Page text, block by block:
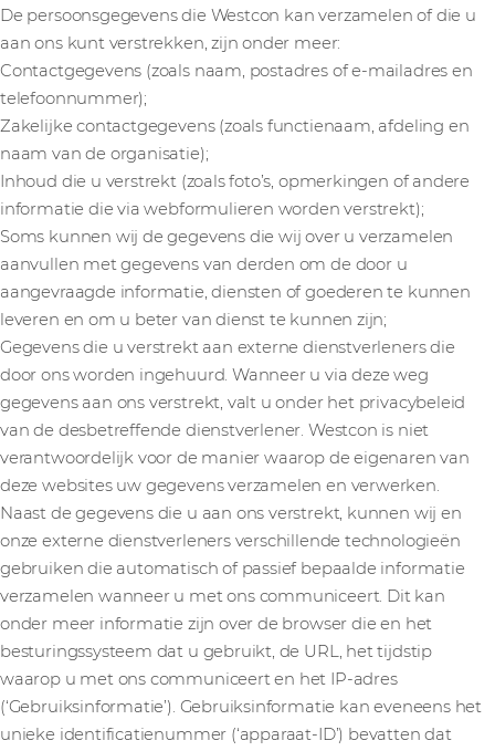
De persoonsgegevens die Westcon kan verzamelen of die u
aan ons kunt verstrekken, zijn onder meer:
Contactgegevens (zoals naam, postadres of e-mailadres en
telefoonnummer);
Zakelijke contactgegevens (zoals functienaam, afdeling en
naam van de organisatie);
Inhoud die u verstrekt (zoals foto’s, opmerkingen of andere
informatie die via webformulieren worden verstrekt);
Soms kunnen wij de gegevens die wij over u verzamelen
aanvullen met gegevens van derden om de door u
aangevraagde informatie, diensten of goederen te kunnen
leveren en om u beter van dienst te kunnen zijn;
Gegevens die u verstrekt aan externe dienstverleners die
door ons worden ingehuurd. Wanneer u via deze weg
gegevens aan ons verstrekt, valt u onder het privacybeleid
van de desbetreffende dienstverlener. Westcon is niet
verantwoordelijk voor de manier waarop de eigenaren van
deze websites uw gegevens verzamelen en verwerken.
Naast de gegevens die u aan ons verstrekt, kunnen wij en
onze externe dienstverleners verschillende technologieën
gebruiken die automatisch of passief bepaalde informatie
verzamelen wanneer u met ons communiceert. Dit kan
onder meer informatie zijn over de browser die en het
besturingssysteem dat u gebruikt, de URL, het tijdstip
waarop u met ons communiceert en het IP-adres
(‘Gebruiksinformatie’). Gebruiksinformatie kan eveneens het
unieke identificatienummer (‘apparaat-ID’) bevatten dat